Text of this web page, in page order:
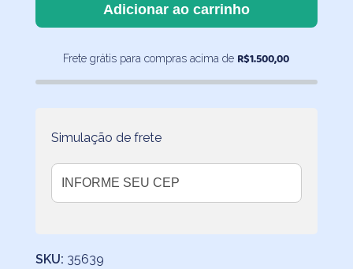
Jeans
quantidade
Adicionar ao carrinho
Frete grátis para compras acima de R$1.500,00
Simulação de frete
SKU: 35639